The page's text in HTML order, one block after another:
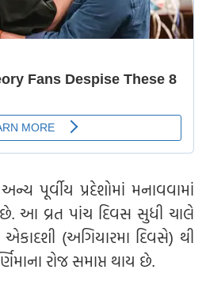
પૂર્વીય પ્રદેશોમાં મનાવવામાં
આ વ્રત પાંચ દિવસ સુધી ચાલે
(અગિયારમા દિવસે) થી
રોજ સમાપ્ત થાય છે.